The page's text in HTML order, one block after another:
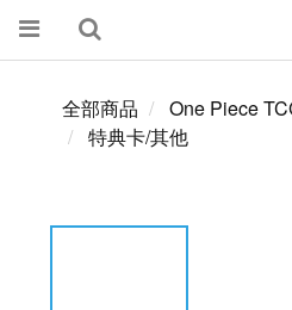
全部商品
One Piece
特典卡/其他